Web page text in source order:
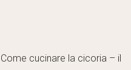
Come cucinare la cicoria – il